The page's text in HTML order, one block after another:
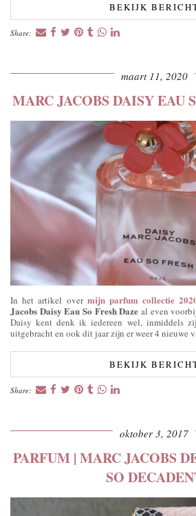
BEKIJK
Share:
maart 11, 2020
MARC JACOBS DAISY EAU
In het artikel over mijn parfum collectie
Jacobs Daisy Eau So FreshDaze al even
Daisy kent denk ik iedereen wel, inmiddels
uitgebracht en ook dit jaar zijn er weer 4 nieuwe
BEKIJK
Share:
oktober 3, 2017
PARFUM | MARC JACOBS
SO